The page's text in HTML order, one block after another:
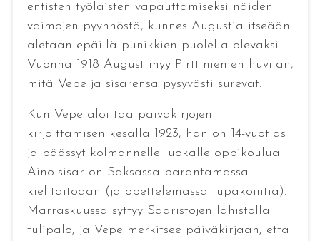
entisten työläisten vapauttamiseksi näiden
vaimojen pyynnöstä, kunnes Augustia itseään
aletaan epäillä punikkien puolella olevaksi.
Vuonna 1918 August myy Pirttiniemen huvilan,
mitä Vepe ja sisarensa pysyvästi surevat.
Kun Vepe aloittaa päiväklrjojen
kirjoittamisen kesällä 1923, hän on 14-vuotias
ja päässyt kolmannelle luokalle oppikoulua.
Aino-sisar on Saksassa parantamassa
kielitaitoaan (ja opettelemassa tupakointia).
Marraskuussa syttyy Saaristojen lähistöllä
tulipalo, ja Vepe merkitsee päiväkirjaan, että